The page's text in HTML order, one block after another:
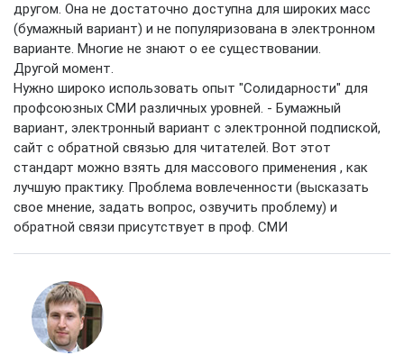
другом. Она не достаточно доступна для широких масс
(бумажный вариант) и не популяризована в электронном
варианте. Многие не знают о ее существовании.
Другой момент.
Нужно широко использовать опыт "Солидарности" для
профсоюзных СМИ различных уровней. - Бумажный
вариант, электронный вариант с электронной подпиской,
сайт с обратной связью для читателей. Вот этот
стандарт можно взять для массового применения , как
лучшую практику. Проблема вовлеченности (высказать
свое мнение, задать вопрос, озвучить проблему) и
обратной связи присутствует в проф. СМИ